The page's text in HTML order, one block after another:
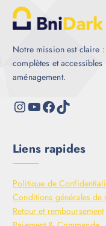
Notre mission est claire
complètes et
aménagement.
Liens rapides
Politique de
Conditions générales de
Retour et remboursement